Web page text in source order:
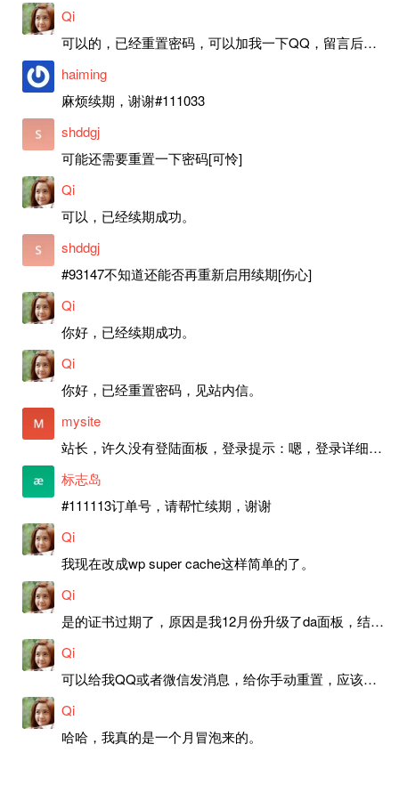
Qi
可以的，已经重置密码，可以加我一下QQ，留言后我就发密码给你。
haiming
麻烦续期，谢谢#111033
shddgj
可能还需要重置一下密码[可怜]
Qi
可以，已经续期成功。
shddgj
#93147不知道还能否再重新启用续期[伤心]
Qi
你好，已经续期成功。
Qi
你好，已经重置密码，见站内信。
mysite
站长，许久没有登陆面板，登录提示：嗯，登录详细信息似乎不正确。请重试。 网站还可以正常使用。如果是密码问题请帮忙重置一下密码。谢谢。订单号：97790，账号：aa20210950。 站长，提交了工单，你回复续期成功，不过我的问题是面部登陆信息有问题，一直是初始密码，现在无法登陆，有时间麻烦排查一下。
标志岛
#111113订单号，请帮忙续期，谢谢
Qi
我现在改成wp super cache这样简单的了。
Qi
是的证书过期了，原因是我12月份升级了da面板，结果后台证书就不更新了，目前还在排查问题。切换PHP版本现在没有了，因为DA新版不支持。
Qi
可以给我QQ或者微信发消息，给你手动重置，应该是服务器插件有问题了，这个wp的主题太老了，导致现在好多的问题，网站的签到功能也是因为这个原因导致的。
Qi
哈哈，我真的是一个月冒泡来的。